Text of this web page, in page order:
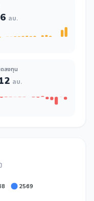
ลบ.
ดลงทุน
ลบ.
2569